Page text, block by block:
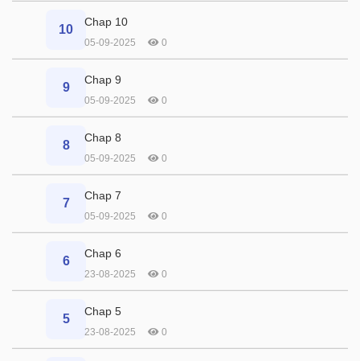
10
Chap 10
05-09-2025 0
9
Chap 9
05-09-2025 0
8
Chap 8
05-09-2025 0
7
Chap 7
05-09-2025 0
6
Chap 6
23-08-2025 0
5
Chap 5
23-08-2025 0